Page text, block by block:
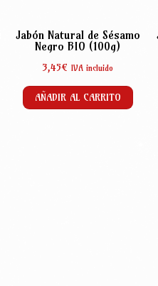
Jabón Natural de Sésamo
Negro BIO (100g)
3,45€ IVA incluido
AÑADIR AL CARRITO